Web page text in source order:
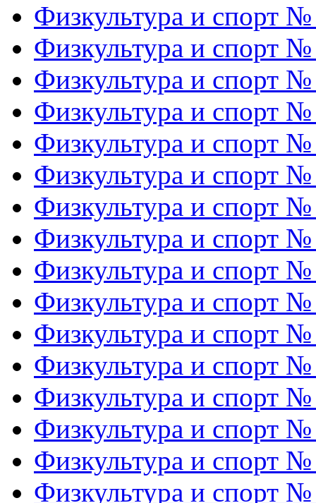
Физкультура и спорт
Физкультура и спорт
Физкультура и спорт
Физкультура и спорт
Физкультура и спорт
Физкультура и спорт
Физкультура и спорт
Физкультура и спорт
Физкультура и спорт
Физкультура и спорт
Физкультура и спорт
Физкультура и спорт
Физкультура и спорт
Физкультура и спорт
Физкультура и спорт
Физкультура и спорт